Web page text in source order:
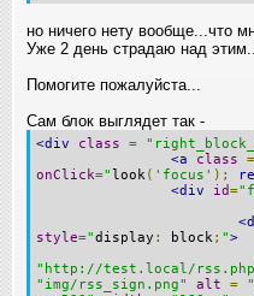
но ничего нету вообще...что
Уже 2 день страдаю над
Помогите пожалуйста...
Сам блок выглядет так -
<div class =
<a
class =
onClick=" look( 'focus' );
<div
id=
style="display : block; ">
"http://test.local/
"img/rss_sign.png"
alt =